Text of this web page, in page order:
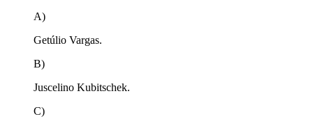
A)
Getúlio Vargas.
B)
Juscelino Kubitschek.
C)